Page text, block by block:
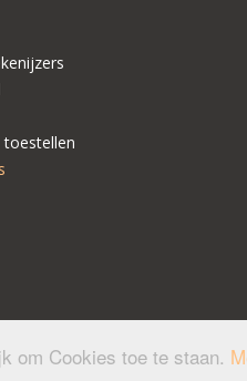
om Cookies toe te staan.